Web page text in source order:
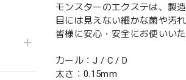
モンスターのエクステは、製
目には見えない細かな菌や汚
皆様に安心・安全にお使いい
カール：J / C / D
太さ：0.15mm